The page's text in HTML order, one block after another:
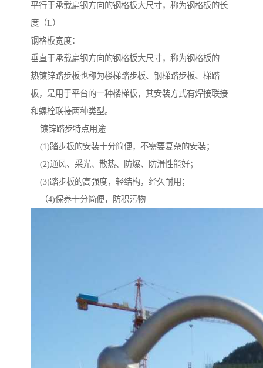
平行于承载扁钢方向的钢格板大尺寸，称为钢格板的长
度（L）
钢格板宽度：
垂直于承载扁钢方向的钢格板大尺寸，称为钢格板的
热镀锌踏步板也称为楼梯踏步板、钢梯踏步板、梯踏
板，是用于平台的一种楼梯板，其安装方式有焊接联接
和螺栓联接两种类型。
镀锌踏步特点用途
(1)踏步板的安装十分简便，不需要复杂的安装；
(2)通风、采光、散热、防爆、防滑性能好；
(3)踏步板的高强度，轻结构，经久耐用；
（4)保养十分简便，防积污物